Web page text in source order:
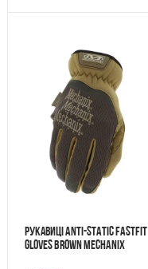
Рукавиці Anti-Static FastFit
Gloves Brown Mechanix